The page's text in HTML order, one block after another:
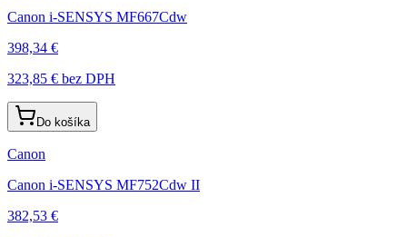
Canon i-SENSYS MF667Cdw
398,34 €
323,85 € bez DPH
Do košíka
Canon
Canon i-SENSYS MF752Cdw II
382,53 €